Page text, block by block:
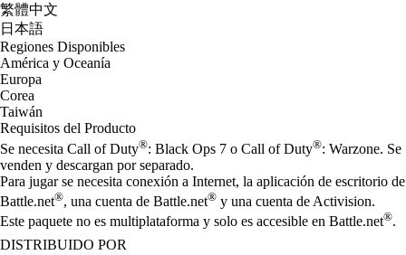
繁體中文
日本語
Regiones Disponibles
América y Oceanía
Europa
Corea
Taiwán
Requisitos del Producto
Se necesita Call of Duty®: Black Ops 7 o Call of Duty®: Warzone. Se
venden y descargan por separado.
Para jugar se necesita conexión a Internet, la aplicación de escritorio de
Battle.net®, una cuenta de Battle.net® y una cuenta de Activision.
Este paquete no es multiplataforma y solo es accesible en Battle.net®.
DISTRIBUIDO POR